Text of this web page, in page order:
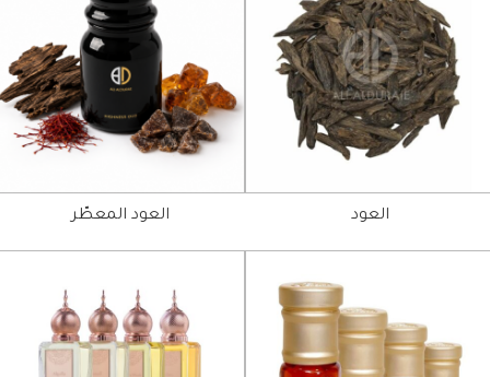
العود العود المعطّر